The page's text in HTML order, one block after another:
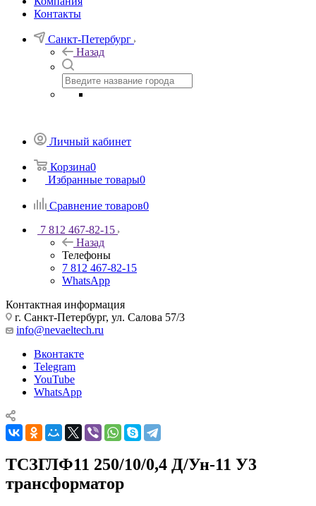
Контакты
Санкт-Петербург
Назад
Личный кабинет
Корзина0
Избранные товары0
Сравнение товаров0
7 812 467-82-15
Назад
Телефоны
7 812 467-82-15
WhatsApp
Контактная информация
г. Санкт-Петербург, ул. Салова 57/3
info@nevaeltech.ru
Вконтакте
Telegram
YouTube
WhatsApp
ТСЗГЛФ11 250/10/0,4 Д/Ун-11 У3
трансформатор